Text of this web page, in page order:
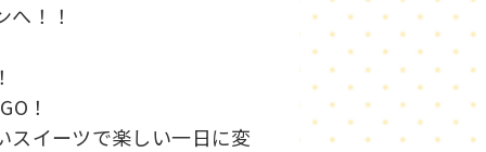
へ！！
！
スイーツで楽しい一日に変